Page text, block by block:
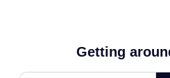
Getting